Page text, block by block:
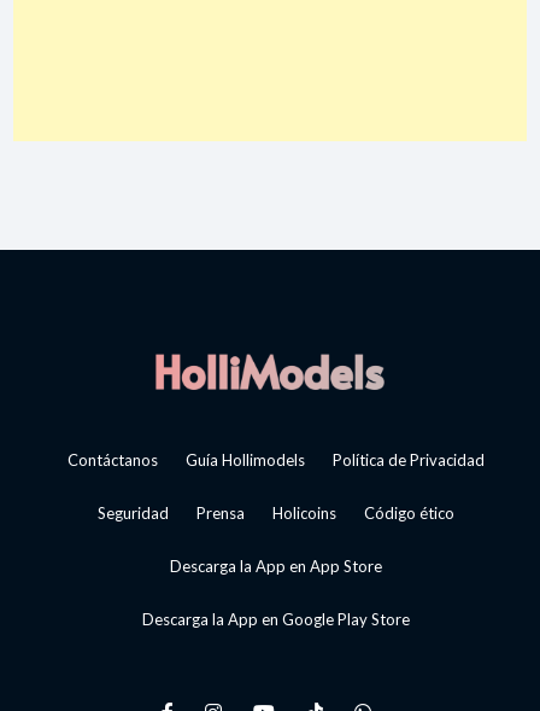
Contáctanos Guía Hollimodels Política de Privacidad
Seguridad Prensa Holicoins Código ético
Descarga la App en App Store
Descarga la App en Google Play Store